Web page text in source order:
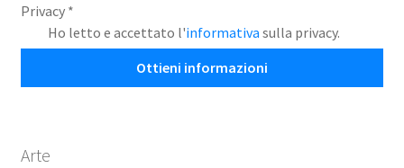
Privacy *
Ho letto e accettato l'informativa sulla privacy.
Ottieni informazioni
Arte